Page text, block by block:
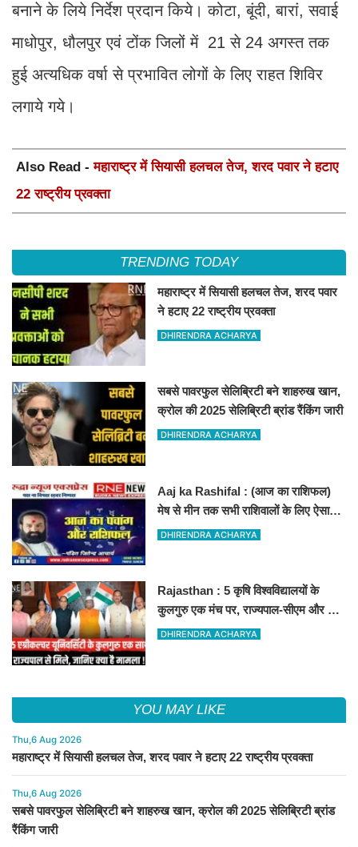
बनाने के लिये निर्देश प्रदान किये। कोटा, बूंदी, बारां, सवाई
माधोपुर, धौलपुर एवं टोंक जिलों में 21 से 24 अगस्त तक
हुई अत्यधिक वर्षा से प्रभावित लोगों के लिए राहत शिविर
लगाये गये।
Also Read -महाराष्ट्र में सियासी हलचल तेज, शरद पवार ने हटाए
22 राष्ट्रीय प्रवक्ता
TRENDING TODAY
महाराष्ट्र में सियासी हलचल तेज, शरद पवार
ने हटाए 22 राष्ट्रीय प्रवक्ता
DHIRENDRA ACHARYA
सबसे पावरफुल सेलिब्रिटी बने शाहरुख खान,
क्रोल की 2025 सेलिब्रिटी ब्रांड रैंकिंग जारी
DHIRENDRA ACHARYA
Aaj ka Rashifal : (आज का राशिफल)
मेष से मीन तक सभी राशिवालों के लिए ऐसा
रहेगा आज का दिन !
DHIRENDRA ACHARYA
Rajasthan : 5 कृषि विश्वविद्यालयों के
कुलगुरु एक मंच पर, राज्यपाल-सीएम और कृषि
मंत्री से हुई बड़ी बैठक
DHIRENDRA ACHARYA
YOU MAY LIKE
Thu,6 Aug 2026
महाराष्ट्र में सियासी हलचल तेज, शरद पवार ने हटाए 22 राष्ट्रीय प्रवक्ता
Thu,6 Aug 2026
सबसे पावरफुल सेलिब्रिटी बने शाहरुख खान, क्रोल की 2025 सेलिब्रिटी ब्रांड
रैंकिंग जारी